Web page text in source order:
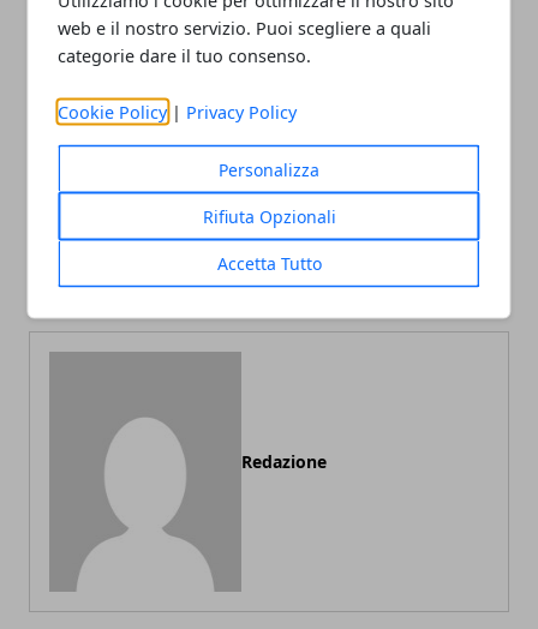
web e il nostro servizio. Puoi scegliere a quali
categorie dare il tuo consenso.
Cookie Policy | Privacy Policy
Personalizza
Rifiuta Opzionali
Accetta Tutto
Facebook
TwitterWhatsapp
Articolo Precedente
Codici a barre, ecco tutti i
vantaggi legati alla loro
Articolo Successivo
Aprire una SRLS senza
notaio? È possibile grazie
Redazione